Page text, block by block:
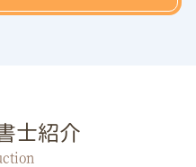
士紹介